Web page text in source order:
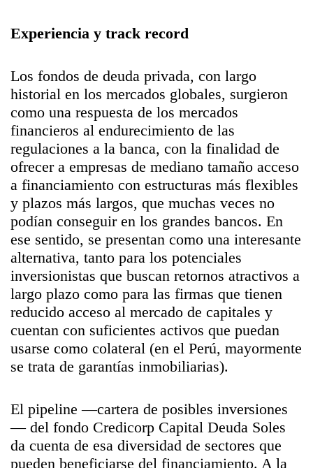
Experiencia y track record
Los fondos de deuda privada, con largo
historial en los mercados globales, surgieron
como una respuesta de los mercados
financieros al endurecimiento de las
regulaciones a la banca, con la finalidad de
ofrecer a empresas de mediano tamaño acceso
a financiamiento con estructuras más flexibles
y plazos más largos, que muchas veces no
podían conseguir en los grandes bancos. En
ese sentido, se presentan como una interesante
alternativa, tanto para los potenciales
inversionistas que buscan retornos atractivos a
largo plazo como para las firmas que tienen
reducido acceso al mercado de capitales y
cuentan con suficientes activos que puedan
usarse como colateral (en el Perú, mayormente
se trata de garantías inmobiliarias).
El pipeline —cartera de posibles inversiones
— del fondo Credicorp Capital Deuda Soles
da cuenta de esa diversidad de sectores que
pueden beneficiarse del financiamiento. A la